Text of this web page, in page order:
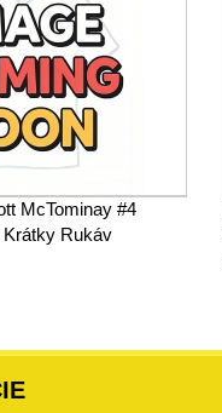
McTominay #4
Rukáv